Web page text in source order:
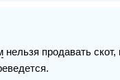
нельзя продавать